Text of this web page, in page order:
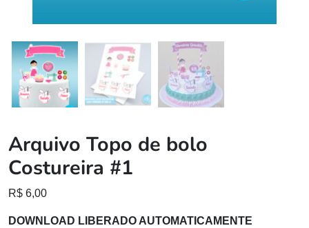
Arquivo Topo de bolo
Costureira #1
R$ 6,00
DOWNLOAD LIBERADO AUTOMATICAMENTE